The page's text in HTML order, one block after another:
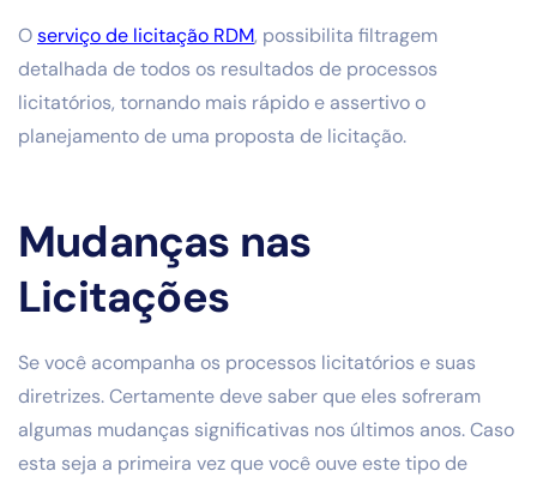
Oserviço de licitação RDM, possibilita filtragem
detalhada de todos os resultados de processos
licitatórios, tornando mais rápido e assertivo o
planejamento de uma proposta de licitação.
Mudanças nas
Licitações
Se você acompanha os processos licitatórios e suas
diretrizes. Certamente deve saber que eles sofreram
algumas mudanças significativas nos últimos anos. Caso
esta seja a primeira vez que você ouve este tipo de